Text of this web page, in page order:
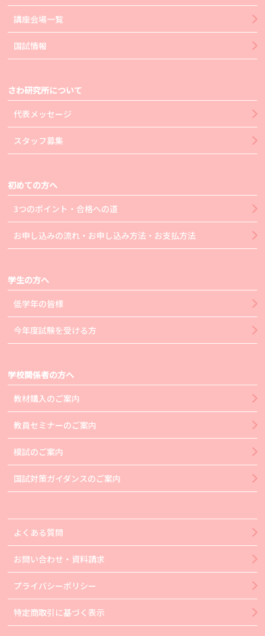
講座会場一覧
国試情報
さわ研究所について
代表メッセージ
スタッフ募集
初めての方へ
3つのポイント・合格への道
お申し込みの流れ・お申し込み方法・お支払方法
学生の方へ
低学年の皆様
今年度試験を受ける方
学校関係者の方へ
教材購入のご案内
教員セミナーのご案内
模試のご案内
国試対策ガイダンスのご案内
よくある質問
お問い合わせ・資料請求
プライバシーポリシー
特定商取引に基づく表示